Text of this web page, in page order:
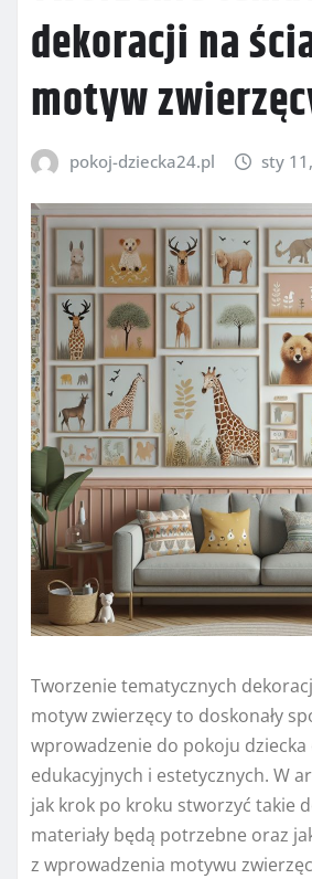
dekoracji na
motyw
pokoj-dziecka24.pl sty
Tworzenie tematycznych
motyw zwierzęcy to doskonały
wprowadzenie do pokoju
edukacyjnych i estetycznych. W
jak krok po kroku stworzyć takie
materiały będą potrzebne oraz
z wprowadzenia motywu